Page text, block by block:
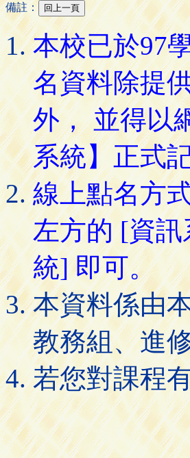
備註：
本校已於97
名資料除提
外， 並得以
系統】正式
線上點名方
左方的 [資
統] 即可。
本資料係由
教務組、進
若您對課程